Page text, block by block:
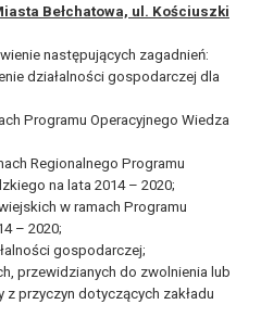
Bełchatowa, ul. Kościuszki
następujących zagadnień:
działalności gospodarczej dla
Programu Operacyjnego Wiedza
Regionalnego Programu
na lata 2014 – 2020;
w ramach Programu
– 2020;
gospodarczej;
przewidzianych do zwolnienia lub
przyczyn dotyczących zakładu